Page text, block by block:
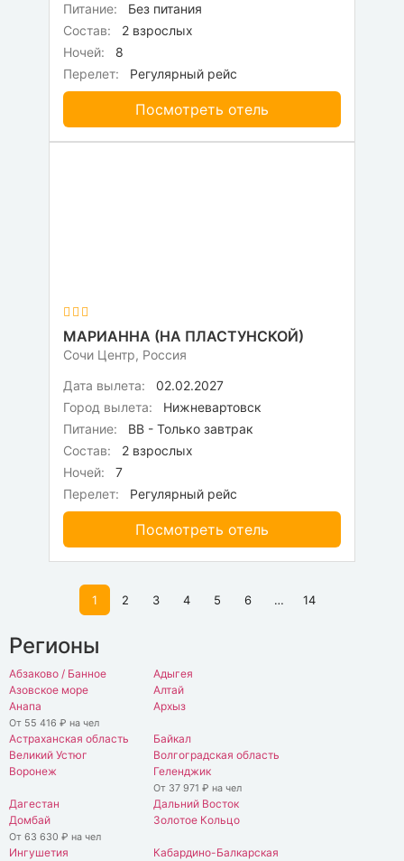
Питание:
Без питания
Состав:
2 взрослых
Ночей:
8
Перелет:
Регулярный рейс
Посмотреть отель
МАРИАННА (НА ПЛАСТУНСКОЙ)
Сочи Центр, Россия
Дата вылета:
02.02.2027
Город вылета:
Нижневартовск
Питание:
BB - Только завтрак
Состав:
2 взрослых
Ночей:
7
Перелет:
Регулярный рейс
Посмотреть отель
1 2 3 4 5 6 … 14
Регионы
Абзаково / Банное
Адыгея
Азовское море
Алтай
Анапа
От 55 416 ₽ на чел
Архыз
Астраханская область
Байкал
Великий Устюг
Волгоградская область
Воронеж
Геленджик
От 37 971 ₽ на чел
Дагестан
Дальний Восток
Домбай
От 63 630 ₽ на чел
Золотое Кольцо
Ингушетия Кабардино-Балкарская